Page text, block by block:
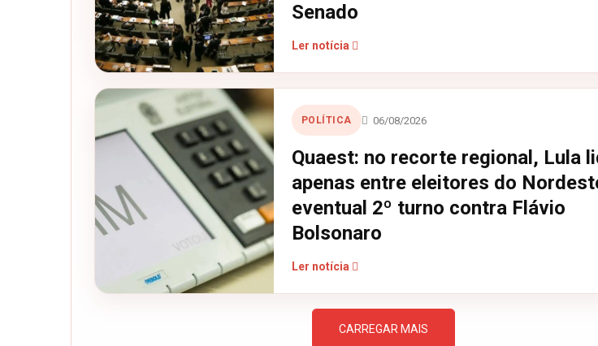
Senado
Ler notícia
POLÍTICA 06/08/2026
Quaest: no recorte regional, Lula
apenas entre eleitores do
eventual 2º turno contra Flávio
Bolsonaro
Ler notícia
CARREGAR MAIS